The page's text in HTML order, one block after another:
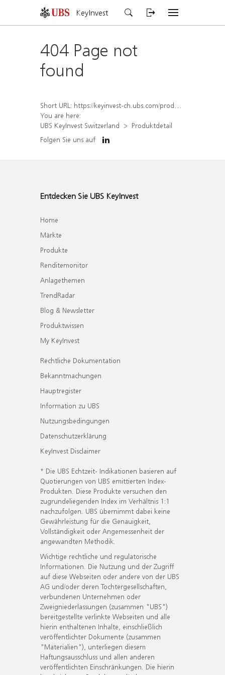
KeyInvest
404 Page not
found
Short URL: https://keyinvest-ch.ubs.com/produkt/detail/index/isin/CH1581945321
You are here:
UBS KeyInvest Switzerland
Produktdetail
Folgen Sie uns auf
Entdecken Sie UBS KeyInvest
Home
Märkte
Produkte
Renditemonitor
Anlagethemen
TrendRadar
Blog & Newsletter
Produktwissen
My KeyInvest
Rechtliche Dokumentation
Bekanntmachungen
Hauptregister
Information zu UBS
Nutzungsbedingungen
Datenschutzerklärung
KeyInvest Disclaimer
* Die UBS Echtzeit- Indikationen basieren auf
Quotierungen von UBS emittierten Index-
Produkten. Diese Produkte versuchen den
zugrundeliegenden Index im Verhältnis 1:1
nachzufolgen. UBS übernimmt dabei keine
Gewährleistung für die Genauigkeit,
Vollständigkeit oder Angemessenheit der
angewandten Methodik.
Wichtige rechtliche und regulatorische
Informationen. Die Nutzung und der Zugriff
auf diese Webseiten oder andere von der UBS
AG und/oder deren Tochtergesellschaften,
verbundenen Unternehmen oder
Zweigniederlassungen (zusammen "UBS")
bereitgestellte verlinkte Webseiten und alle
hierin enthaltenen Inhalte, einschließlich
veröffentlichter Dokumente (zusammen
"Materialien"), unterliegen diesem
Haftungsausschluss und allen anderen
veröffentlichten Einschränkungen. Die hierin